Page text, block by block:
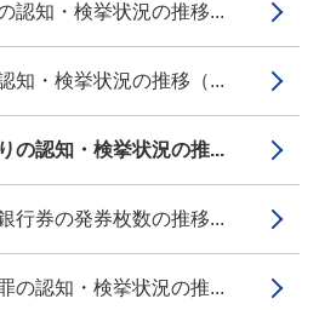
認知・検挙状況の推移...
知・検挙状況の推移（...
の認知・検挙状況の推...
行券の発券枚数の推移...
の認知・検挙状況の推...